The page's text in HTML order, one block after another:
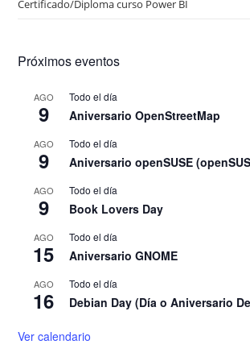
Certificado/Diploma curso Power BI
Próximos eventos
AGO
9
Todo el día
Aniversario OpenStreetMap
AGO
9
Todo el día
Aniversario openSUSE
AGO
9
Todo el día
Book Lovers Day
AGO
15
Todo el día
Aniversario GNOME
AGO
16
Todo el día
Debian Day (Día o Aniversario
Ver calendario